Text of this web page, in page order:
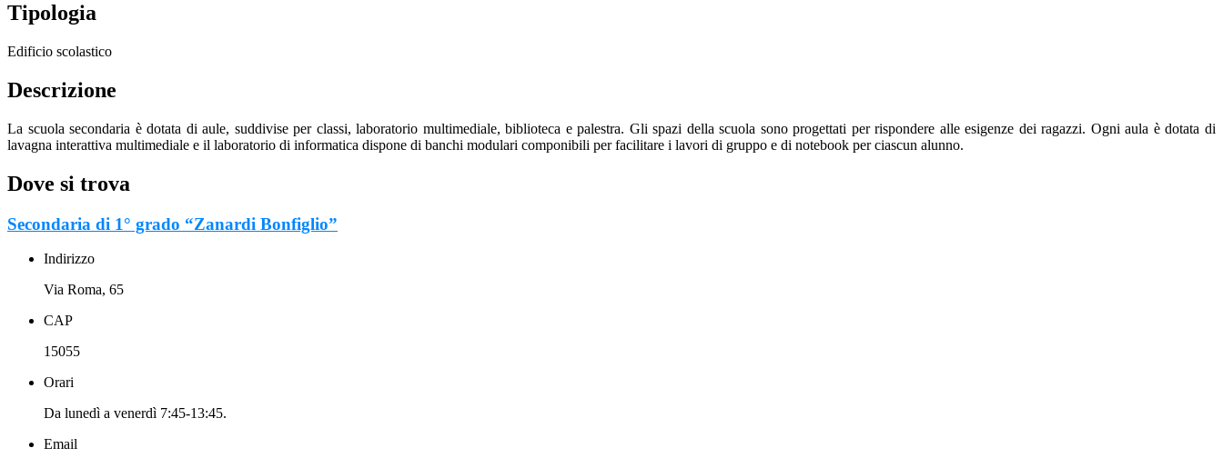
Tipologia
Edificio scolastico
Descrizione
La scuola secondaria è dotata di aule, suddivise per classi, laboratorio multimediale, biblioteca e palestra. Gli spazi della scuola sono progettati per rispondere alle esigenze dei ragazzi. Ogni aula è dotata di
lavagna interattiva multimediale e il laboratorio di informatica dispone di banchi modulari componibili per facilitare i lavori di gruppo e di notebook per ciascun alunno.
Dove si trova
Secondaria di 1° grado “Zanardi Bonfiglio”
Indirizzo
Via Roma, 65
CAP
15055
Orari
Da lunedì a venerdì 7:45-13:45.
Email